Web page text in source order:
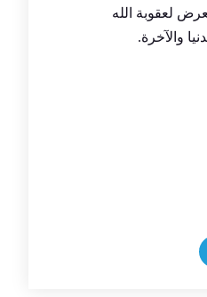
لعقوبة الله
والآخرة.
Share
Share on